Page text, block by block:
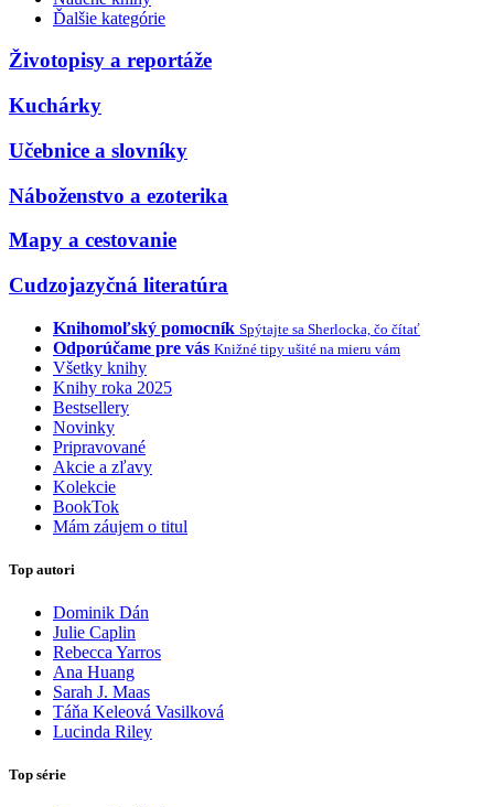
Ďalšie kategórie
Životopisy a reportáže
Kuchárky
Učebnice a slovníky
Náboženstvo a ezoterika
Mapy a cestovanie
Cudzojazyčná literatúra
Knihomoľský pomocník Spýtajte sa Sherlocka, čo čítať
Odporúčame pre vás Knižné tipy ušité na mieru vám
Všetky knihy
Knihy roka 2025
Bestsellery
Novinky
Pripravované
Akcie a zľavy
Kolekcie
BookTok
Mám záujem o titul
Top autori
Dominik Dán
Julie Caplin
Rebecca Yarros
Ana Huang
Sarah J. Maas
Táňa Keleová Vasilková
Lucinda Riley
Top série